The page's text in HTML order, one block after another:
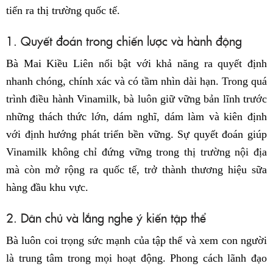
tiến ra thị trường quốc tế.
1. Quyết đoán trong chiến lược và hành động
Bà Mai Kiều Liên nổi bật với khả năng ra quyết định
nhanh chóng, chính xác và có tầm nhìn dài hạn. Trong quá
trình điều hành Vinamilk, bà luôn giữ vững bản lĩnh trước
những thách thức lớn, dám nghĩ, dám làm và kiên định
với định hướng phát triển bền vững. Sự quyết đoán giúp
Vinamilk không chỉ đứng vững trong thị trường nội địa
mà còn mở rộng ra quốc tế, trở thành thương hiệu sữa
hàng đầu khu vực.
2. Dân chủ và lắng nghe ý kiến tập thể
Bà luôn coi trọng sức mạnh của tập thể và xem con người
là trung tâm trong mọi hoạt động. Phong cách lãnh đạo